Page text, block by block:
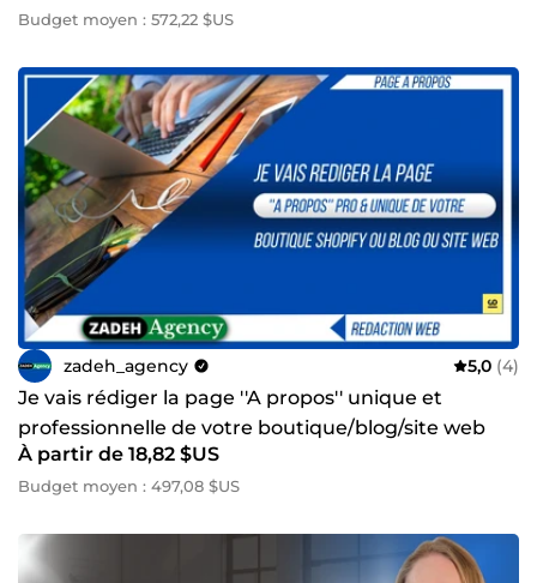
Budget moyen : 572,22 $US
zadeh_agency 5,0 (4)
Je vais rédiger la page ''A propos'' unique et
professionnelle de votre boutique/blog/site web
À partir de 18,82 $US
Budget moyen : 497,08 $US